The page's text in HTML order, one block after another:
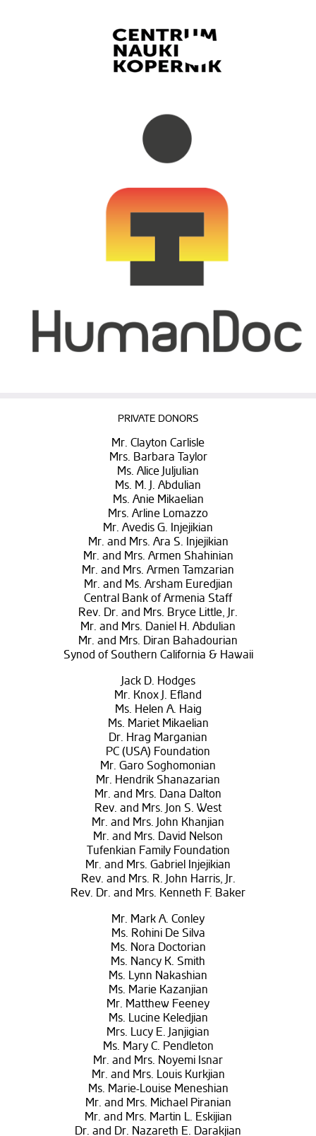
PRIVATE DONORS
Mr. Clayton Carlisle
Mrs. Barbara Taylor
Ms. Alice Juljulian
Ms. M. J. Abdulian
Ms. Anie Mikaelian
Mrs. Arline Lomazzo
Mr. Avedis G. Injejikian
Mr. and Mrs. Ara S. Injejikian
Mr. and Mrs. Armen Shahinian
Mr. and Mrs. Armen Tamzarian
Mr. and Ms. Arsham Euredjian
Central Bank of Armenia Staff
Rev. Dr. and Mrs. Bryce Little, Jr.
Mr. and Mrs. Daniel H. Abdulian
Mr. and Mrs. Diran Bahadourian
Synod of Southern California & Hawaii
Jack D. Hodges
Mr. Knox J. Efland
Ms. Helen A. Haig
Ms. Mariet Mikaelian
Dr. Hrag Marganian
PC (USA) Foundation
Mr. Garo Soghomonian
Mr. Hendrik Shanazarian
Mr. and Mrs. Dana Dalton
Rev. and Mrs. Jon S. West
Mr. and Mrs. John Khanjian
Mr. and Mrs. David Nelson
Tufenkian Family Foundation
Mr. and Mrs. Gabriel Injejikian
Rev. and Mrs. R. John Harris, Jr.
Rev. Dr. and Mrs. Kenneth F. Baker
Mr. Mark A. Conley
Ms. Rohini De Silva
Ms. Nora Doctorian
Ms. Nancy K. Smith
Ms. Lynn Nakashian
Ms. Marie Kazanjian
Mr. Matthew Feeney
Ms. Lucine Keledjian
Mrs. Lucy E. Janjigian
Ms. Mary C. Pendleton
Mr. and Mrs. Noyemi Isnar
Mr. and Mrs. Louis Kurkjian
Ms. Marie-Louise Meneshian
Mr. and Mrs. Michael Piranian
Mr. and Mrs. Martin L. Eskijian
Dr. and Dr. Nazareth E. Darakjian